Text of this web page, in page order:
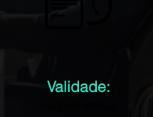
Validade: